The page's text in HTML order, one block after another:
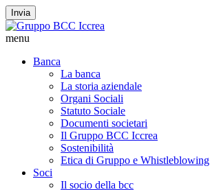
Invia
menu
Banca
La banca
La storia aziendale
Organi Sociali
Statuto Sociale
Documenti societari
Il Gruppo BCC Iccrea
Sostenibilità
Etica di Gruppo e Whistleblowing
Soci
Il socio della bcc